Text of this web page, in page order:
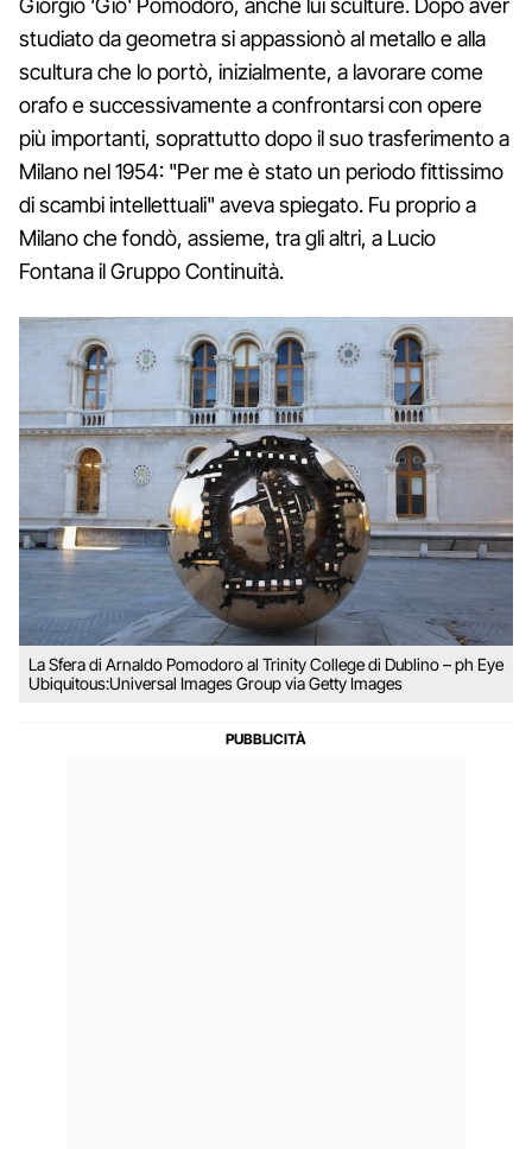
Giorgio ‘Gio' Pomodoro, anche lui sculture. Dopo aver
studiato da geometra si appassionò al metallo e alla
scultura che lo portò, inizialmente, a lavorare come
orafo e successivamente a confrontarsi con opere
più importanti, soprattutto dopo il suo trasferimento a
Milano nel 1954: "Per me è stato un periodo fittissimo
di scambi intellettuali" aveva spiegato. Fu proprio a
Milano che fondò, assieme, tra gli altri, a Lucio
Fontana il Gruppo Continuità.
La Sfera di Arnaldo Pomodoro al Trinity College di Dublino – ph Eye
Ubiquitous:Universal Images Group via Getty Images